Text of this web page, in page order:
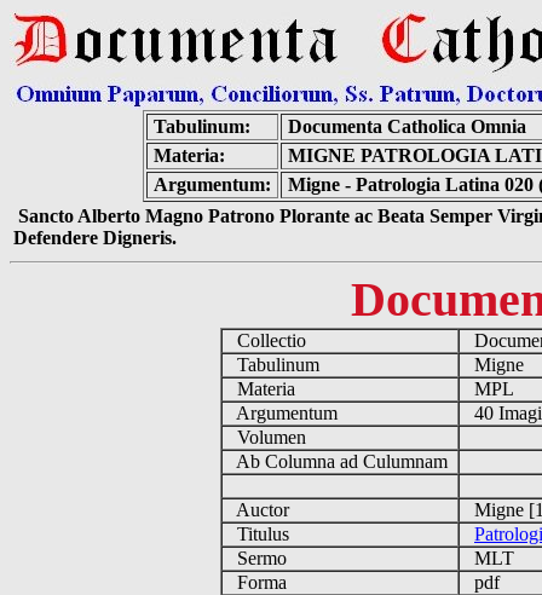
Tabulinum:
Documenta Catholica Omnia
Materia:
MIGNE PATROLOGIA
Argumentum:
Migne - Patrologia Latina 020
Sancto Alberto Magno Patrono Plorante ac Beata Semper
Defendere Digneris.
Collectio
Tabulinum
Migne
Materia
MPL
Argumentum
40
Volumen
Ab Columna ad Culumnam
Auctor
Migne
Titulus
Sermo
MLT
Forma
pdf